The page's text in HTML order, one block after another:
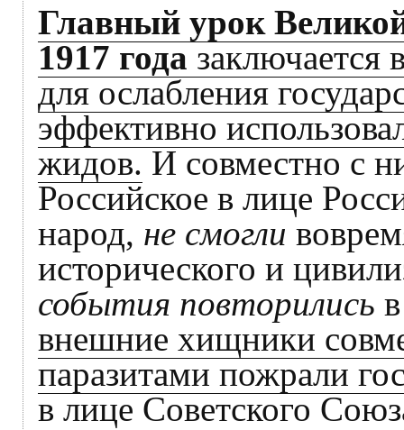
Главный урок
1917 года
для ослабления
эффективно
жидов. И совместно с
Российское в лице
народ, не смогли
исторического и
события повторились
внешние хищники
паразитами пожрали
в лице Советского